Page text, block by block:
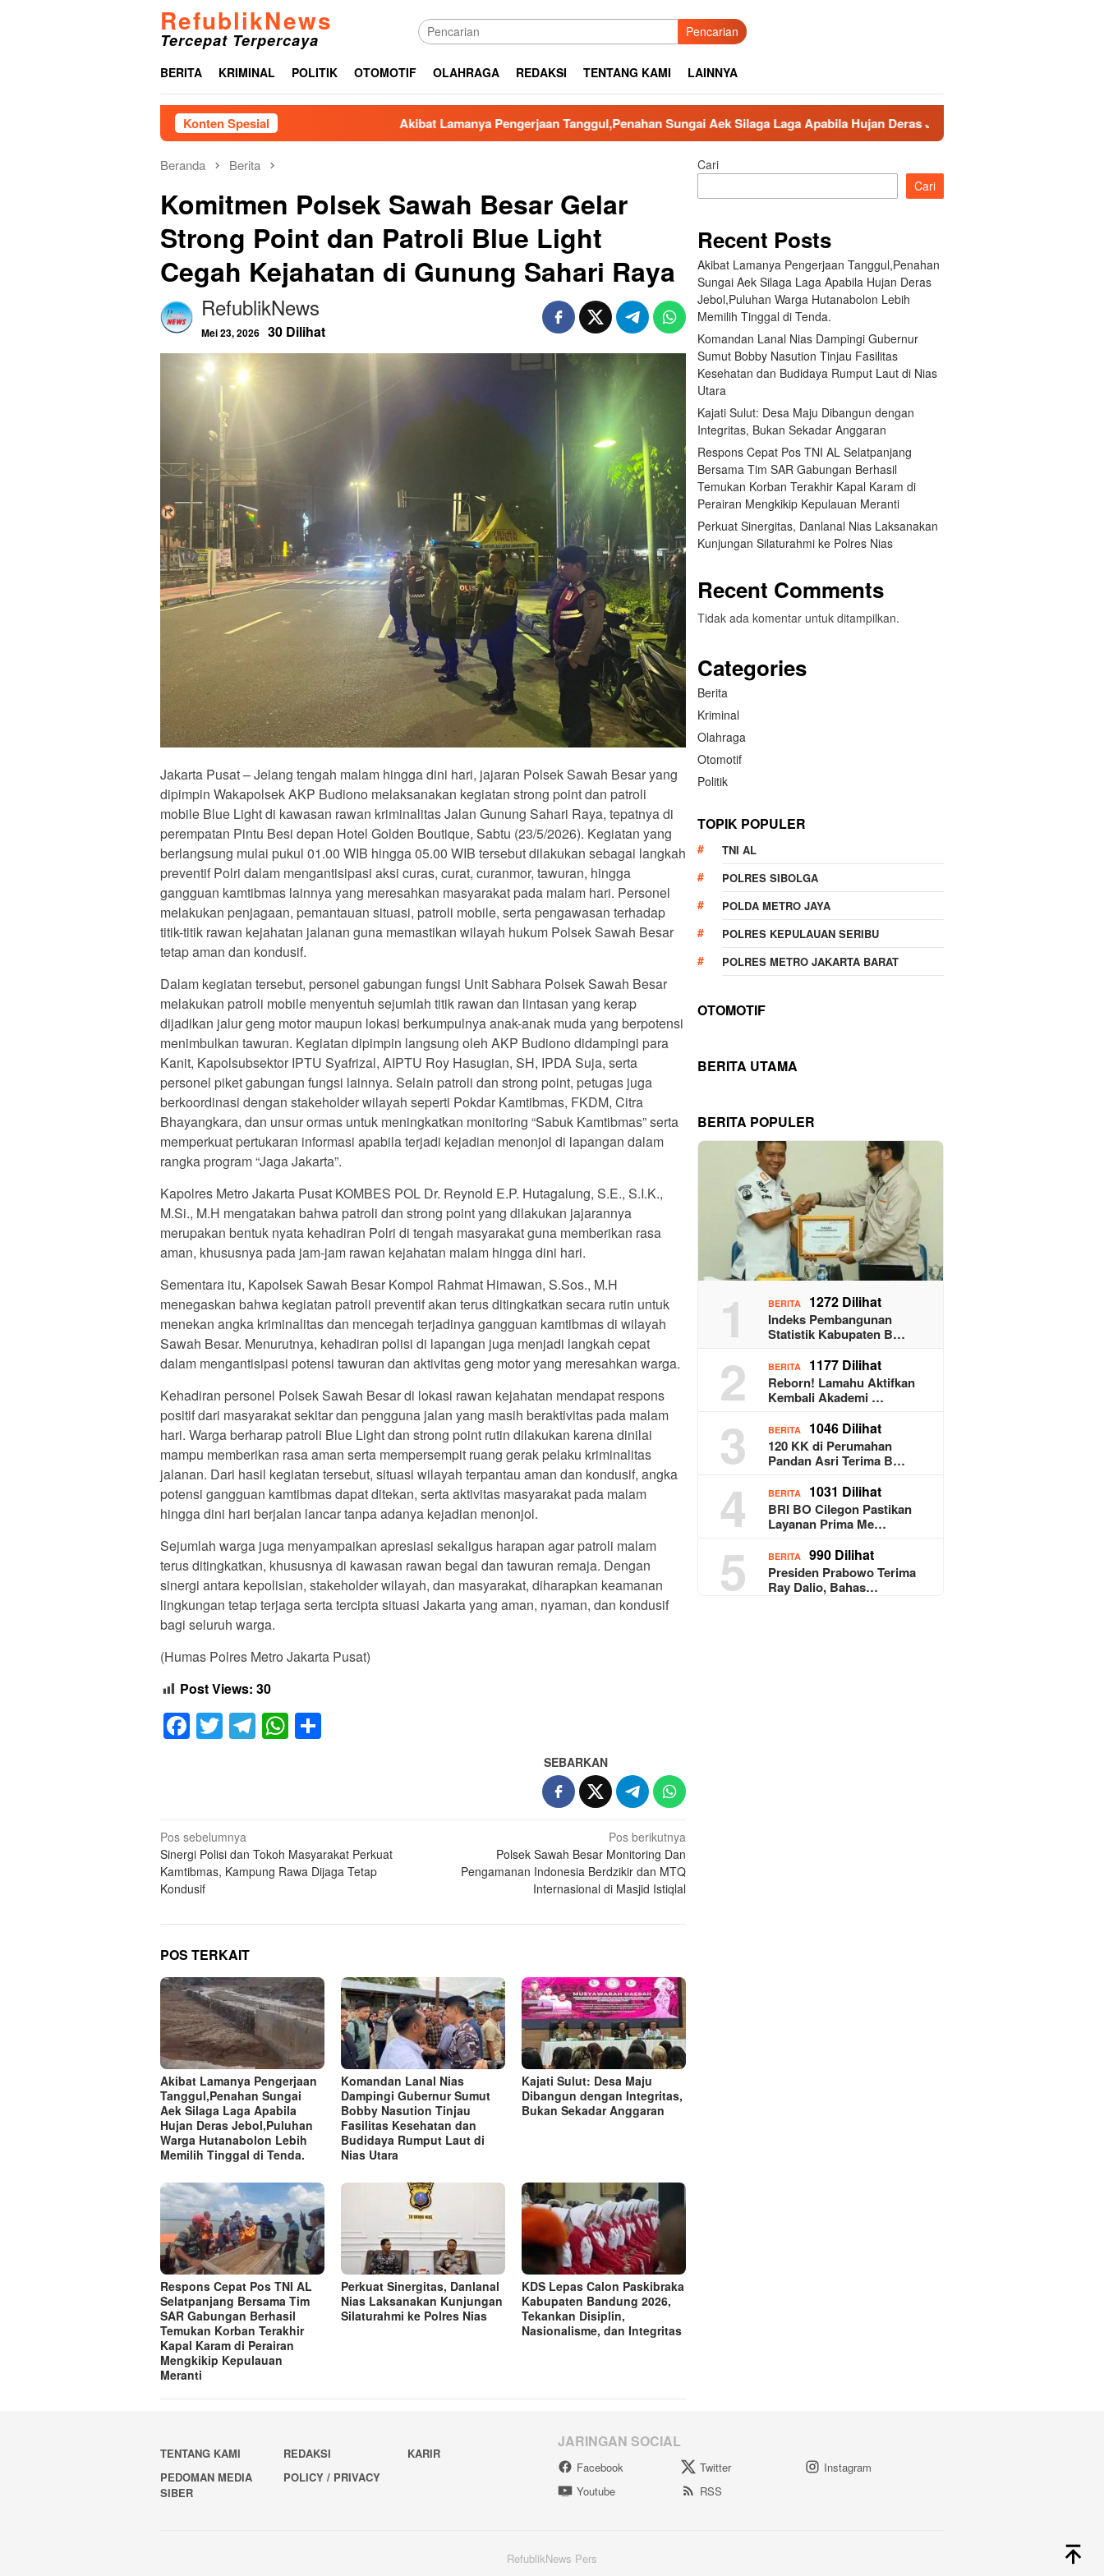
RefublikNews
Tercepat Terpercaya Pencarian
BERITA KRIMINAL POLITIK OTOMOTIF OLAHRAGA REDAKSI TENTANG KAMI LAINNYA
Konten Spesial Akibat Lamanya Pengerjaan Tanggul,Penahan Sungai Aek Silaga Laga Apabila Hujan Deras Jebol,Puluhan Warga Hutanabolon Lebih Memilih
Beranda Berita
Komitmen Polsek Sawah Besar Gelar
Strong Point dan Patroli Blue Light
Cegah Kejahatan di Gunung Sahari Raya
RefublikNews
Mei 23, 2026 30 Dilihat
Jakarta Pusat – Jelang tengah malam hingga dini hari, jajaran Polsek Sawah Besar yang
dipimpin Wakapolsek AKP Budiono melaksanakan kegiatan strong point dan patroli
mobile Blue Light di kawasan rawan kriminalitas Jalan Gunung Sahari Raya, tepatnya di
perempatan Pintu Besi depan Hotel Golden Boutique, Sabtu (23/5/2026). Kegiatan yang
berlangsung mulai pukul 01.00 WIB hingga 05.00 WIB tersebut dilakukan sebagai langkah
preventif Polri dalam mengantisipasi aksi curas, curat, curanmor, tawuran, hingga
gangguan kamtibmas lainnya yang meresahkan masyarakat pada malam hari. Personel
melakukan penjagaan, pemantauan situasi, patroli mobile, serta pengawasan terhadap
titik-titik rawan kejahatan jalanan guna memastikan wilayah hukum Polsek Sawah Besar
tetap aman dan kondusif.
Dalam kegiatan tersebut, personel gabungan fungsi Unit Sabhara Polsek Sawah Besar
melakukan patroli mobile menyentuh sejumlah titik rawan dan lintasan yang kerap
dijadikan jalur geng motor maupun lokasi berkumpulnya anak-anak muda yang berpotensi
menimbulkan tawuran. Kegiatan dipimpin langsung oleh AKP Budiono didampingi para
Kanit, Kapolsubsektor IPTU Syafrizal, AIPTU Roy Hasugian, SH, IPDA Suja, serta
personel piket gabungan fungsi lainnya. Selain patroli dan strong point, petugas juga
berkoordinasi dengan stakeholder wilayah seperti Pokdar Kamtibmas, FKDM, Citra
Bhayangkara, dan unsur ormas untuk meningkatkan monitoring “Sabuk Kamtibmas” serta
memperkuat pertukaran informasi apabila terjadi kejadian menonjol di lapangan dalam
rangka program “Jaga Jakarta”.
Kapolres Metro Jakarta Pusat KOMBES POL Dr. Reynold E.P. Hutagalung, S.E., S.I.K.,
M.Si., M.H mengatakan bahwa patroli dan strong point yang dilakukan jajarannya
merupakan bentuk nyata kehadiran Polri di tengah masyarakat guna memberikan rasa
aman, khususnya pada jam-jam rawan kejahatan malam hingga dini hari.
Sementara itu, Kapolsek Sawah Besar Kompol Rahmat Himawan, S.Sos., M.H
menegaskan bahwa kegiatan patroli preventif akan terus ditingkatkan secara rutin untuk
menekan angka kriminalitas dan mencegah terjadinya gangguan kamtibmas di wilayah
Sawah Besar. Menurutnya, kehadiran polisi di lapangan juga menjadi langkah cepat
dalam mengantisipasi potensi tawuran dan aktivitas geng motor yang meresahkan warga.
Kehadiran personel Polsek Sawah Besar di lokasi rawan kejahatan mendapat respons
positif dari masyarakat sekitar dan pengguna jalan yang masih beraktivitas pada malam
hari. Warga berharap patroli Blue Light dan strong point rutin dilakukan karena dinilai
mampu memberikan rasa aman serta mempersempit ruang gerak pelaku kriminalitas
jalanan. Dari hasil kegiatan tersebut, situasi wilayah terpantau aman dan kondusif, angka
potensi gangguan kamtibmas dapat ditekan, serta aktivitas masyarakat pada malam
hingga dini hari berjalan lancar tanpa adanya kejadian menonjol.
Sejumlah warga juga menyampaikan apresiasi sekaligus harapan agar patroli malam
terus ditingkatkan, khususnya di kawasan rawan begal dan tawuran remaja. Dengan
sinergi antara kepolisian, stakeholder wilayah, dan masyarakat, diharapkan keamanan
lingkungan tetap terjaga serta tercipta situasi Jakarta yang aman, nyaman, dan kondusif
bagi seluruh warga.
(Humas Polres Metro Jakarta Pusat)
Post Views: 30
Facebook
TwitterTelegram
WhatsApp
SEBARKAN
Navigasi
pos
Pos sebelumnya
Sinergi Polisi dan Tokoh Masyarakat Perkuat
Kamtibmas, Kampung Rawa Dijaga Tetap
Kondusif
Pos berikutnya
Polsek Sawah Besar Monitoring Dan
Pengamanan Indonesia Berdzikir dan MTQ
Internasional di Masjid Istiqlal
POS TERKAIT
Akibat Lamanya Pengerjaan
Tanggul,Penahan Sungai
Aek Silaga Laga Apabila
Hujan Deras Jebol,Puluhan
Warga Hutanabolon Lebih
Memilih Tinggal di Tenda.
Komandan Lanal Nias
Dampingi Gubernur Sumut
Bobby Nasution Tinjau
Fasilitas Kesehatan dan
Budidaya Rumput Laut di
Nias Utara
Kajati Sulut: Desa Maju
Dibangun dengan Integritas,
Bukan Sekadar Anggaran
Respons Cepat Pos TNI AL
Selatpanjang Bersama Tim
SAR Gabungan Berhasil
Temukan Korban Terakhir
Kapal Karam di Perairan
Mengkikip Kepulauan
Meranti
Perkuat Sinergitas, Danlanal
Nias Laksanakan Kunjungan
Silaturahmi ke Polres Nias
KDS Lepas Calon Paskibraka
Kabupaten Bandung 2026,
Tekankan Disiplin,
Nasionalisme, dan Integritas
Cari
Cari
Recent Posts
Akibat Lamanya Pengerjaan Tanggul,Penahan
Sungai Aek Silaga Laga Apabila Hujan Deras
Jebol,Puluhan Warga Hutanabolon Lebih
Memilih Tinggal di Tenda.
Komandan Lanal Nias Dampingi Gubernur
Sumut Bobby Nasution Tinjau Fasilitas
Kesehatan dan Budidaya Rumput Laut di Nias
Utara
Kajati Sulut: Desa Maju Dibangun dengan
Integritas, Bukan Sekadar Anggaran
Respons Cepat Pos TNI AL Selatpanjang
Bersama Tim SAR Gabungan Berhasil
Temukan Korban Terakhir Kapal Karam di
Perairan Mengkikip Kepulauan Meranti
Perkuat Sinergitas, Danlanal Nias Laksanakan
Kunjungan Silaturahmi ke Polres Nias
Recent Comments
Tidak ada komentar untuk ditampilkan.
Categories
Berita
Kriminal
Olahraga
Otomotif
Politik
TOPIK POPULER
TNI AL
POLRES SIBOLGA
POLDA METRO JAYA
POLRES KEPULAUAN SERIBU
POLRES METRO JAKARTA BARAT
OTOMOTIF
BERITA UTAMA
BERITA POPULER
1 BERITA 1272 Dilihat
Indeks Pembangunan
Statistik Kabupaten B…
2 BERITA 1177 Dilihat
Reborn! Lamahu Aktifkan
Kembali Akademi …
3 BERITA 1046 Dilihat
120 KK di Perumahan
Pandan Asri Terima B…
4 BERITA 1031 Dilihat
BRI BO Cilegon Pastikan
Layanan Prima Me…
5 BERITA 990 Dilihat
Presiden Prabowo Terima
Ray Dalio, Bahas…
TENTANG KAMI REDAKSI
KARIR
PEDOMAN MEDIA
SIBER
POLICY / PRIVACY
JARINGAN SOCIAL
Facebook Twitter
Instagram
Youtube
RSS
RefublikNews Pers